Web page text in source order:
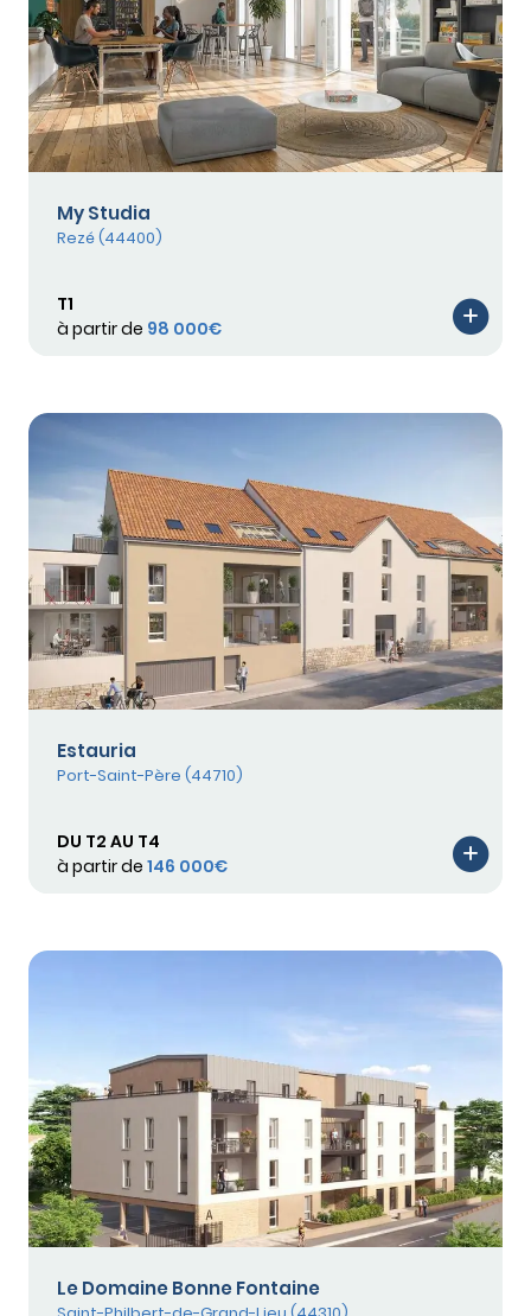
My Studia
Rezé (44400)
T1
à partir de 98 000€
Estauria
Port-Saint-Père (44710)
DU T2 AU T4
à partir de 146 000€
Le Domaine Bonne Fontaine